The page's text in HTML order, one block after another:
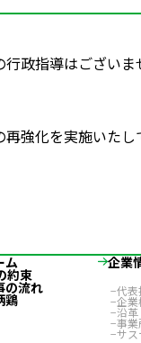
政指導はござい
強化を実施いたし
ム
約束
の流れ
鶏
企業
代表
企業
沿革
事業
サス